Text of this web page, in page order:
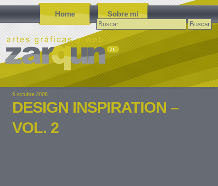
Home Sobre mi
Buscar:
9 octubre 2008
DESIGN INSPIRATION –
VOL. 2